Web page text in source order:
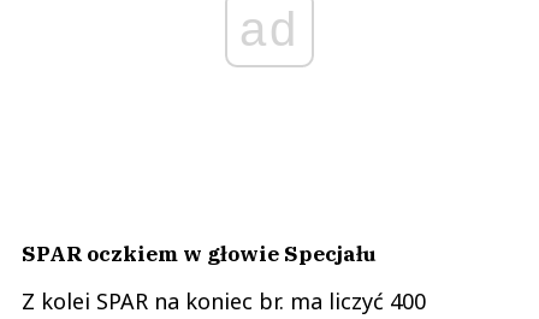
ad
SPAR oczkiem w głowie Specjału
Z kolei SPAR na koniec br. ma liczyć 400